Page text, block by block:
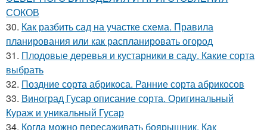
СОКОВ
30. Как разбить сад на участке схема. Правила
планирования или как распланировать огород
31. Плодовые деревья и кустарники в саду. Какие сорта
выбрать
32. Поздние сорта абрикоса. Ранние сорта абрикосов
33. Виноград Гусар описание сорта. Оригинальный
Кураж и уникальный Гусар
34. Когда можно пересаживать боярышник. Как